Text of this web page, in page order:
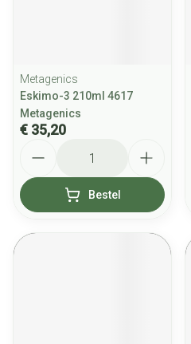
Metagenics
Eskimo-3 210ml 4617
Metagenics
€ 35,20
Bestel